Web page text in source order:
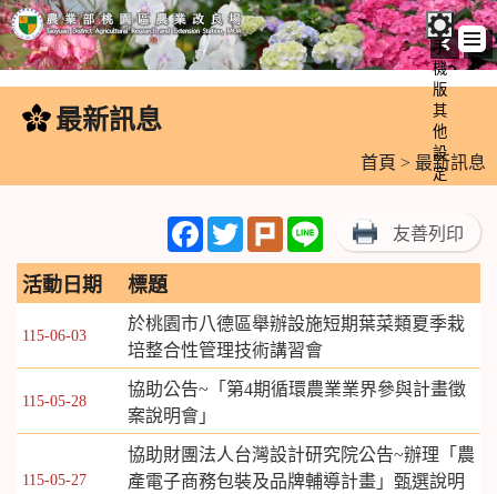
跳
內
手
機
版
其
他
設
定
最新訊息
首頁 > 最新訊息
FacebookTwitterPlurk Line 友善列印
活動日期 標題
115-06-03
於桃園市八德區舉辦設施短期葉菜類夏季栽
培整合性管理技術講習會
115-05-28
協助公告~「第4期循環農業業界參與計畫徵
案說明會」
115-05-27
協助財團法人台灣設計研究院公告~辦理「農
產電子商務包裝及品牌輔導計畫」甄選說明